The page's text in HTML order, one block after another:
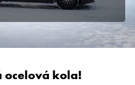
ocelová kola!